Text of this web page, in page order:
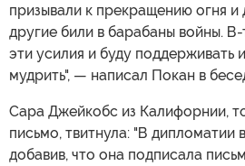
призывали к прекращению огня и
другие били в барабаны войны.
эти усилия и буду поддерживать
мудрить", — написал Покан в
Сара Джейкобс из Калифорнии,
письмо, твитнула: "В дипломатии
добавив, что она подписала